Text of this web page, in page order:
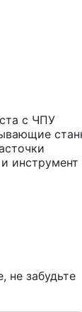
с ЧПУ
не забудьте